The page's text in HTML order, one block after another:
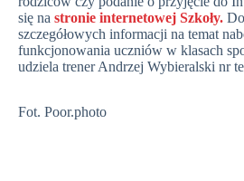
się na stronie internetowej Szkoły.
szczegółowych informacji na temat
funkcjonowania uczniów w klasach
udziela trener Andrzej Wybieralski nr
Fot. Poor.photo